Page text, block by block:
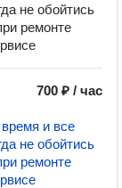
не обойтись
ремонте
700 ₽ / час
и все
не обойтись
ремонте